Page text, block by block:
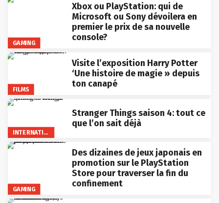
GAMING
Xbox ou PlayStation: qui de
Microsoft ou Sony dévoilera en
premier le prix de sa nouvelle
console?
FILMS
Visite l’exposition Harry Potter
‘Une histoire de magie » depuis
ton canapé
INTERNATIONAL
Stranger Things saison 4: tout ce
que l’on sait déjà
GAMING
Des dizaines de jeux japonais en
promotion sur le PlayStation
Store pour traverser la fin du
confinement